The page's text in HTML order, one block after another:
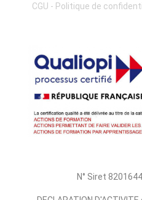
CGU - Politique de
N° Siret